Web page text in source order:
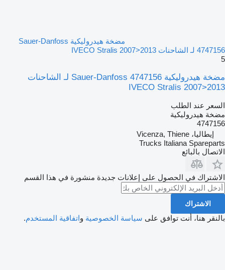
مضخة هيدروليكية Sauer-Danfoss
4747156 لـ الشاحنات IVECO Stralis 2007>2013
5
مضخة هيدروليكية Sauer-Danfoss 4747156 لـ الشاحنات
IVECO Stralis 2007>2013
السعر عند الطلب
مضخة هيدروليكية
4747156
إيطاليا، Vicenza, Thiene
Trucks Italiana Spareparts
الاتصال بالبائع
الاشتراك في الحصول على إعلانات جديدة منشورة في هذا القسم
الاشتراك
بالنقر هنا، أنت توافق على سياسة الخصوصية واتفاقية المستخدم.